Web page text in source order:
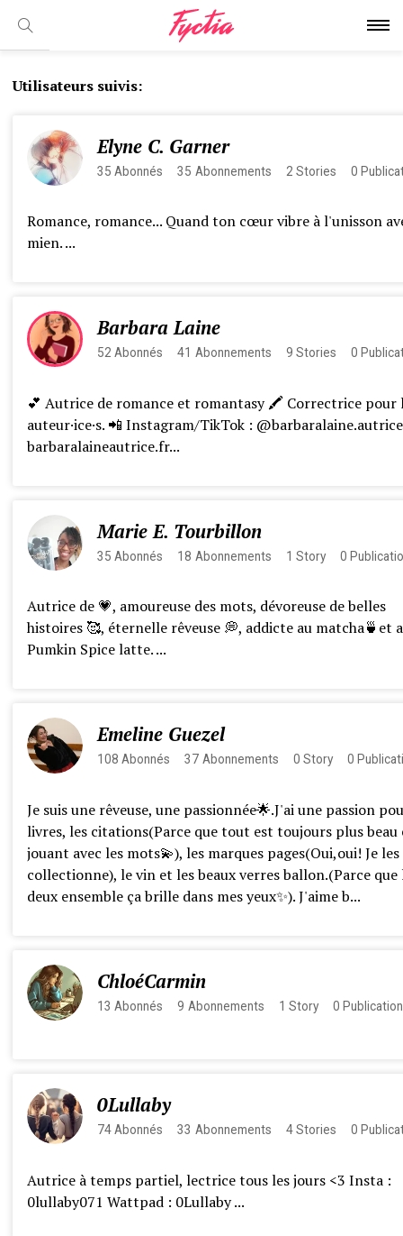
Utilisateurs suivis:
Elyne C. Garner
35 Abonnés 35 Abonnements 2 Stories 0
Romance, romance... Quand ton cœur vibre à l'unisson
mien. ...
Barbara Laine
52 Abonnés 41 Abonnements 9 Stories 0
💕 Autrice de romance et romantasy 🖍 Correctrice pour
auteur·ice·s. 📲 Instagram/TikTok : @barbaralaine.autrice
barbaralaineautrice.fr...
Marie E. Tourbillon
35 Abonnés 18 Abonnements 1 Story 0
Autrice de 💗, amoureuse des mots, dévoreuse de belles
histoires 🥰, éternelle rêveuse 💭, addicte au matcha🍵et
Pumkin Spice latte. ...
Emeline Guezel
108 Abonnés 37 Abonnements 0 Story 0
Je suis une rêveuse, une passionnée🌟.J'ai une passion
livres, les citations(Parce que tout est toujours plus beau
jouant avec les mots💫), les marques pages(Oui,oui! Je les
collectionne), le vin et les beaux verres ballon.(Parce que
deux ensemble ça brille dans mes yeux✨️). J'aime b...
ChloéCarmin
13 Abonnés 9 Abonnements 1 Story 0 Publication
0Lullaby
74 Abonnés 33 Abonnements 4 Stories 0
Autrice à temps partiel, lectrice tous les jours <3 Insta :
0lullaby071 Wattpad : 0Lullaby ...